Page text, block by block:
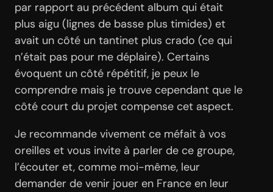
par rapport au précédent album qui était
plus aigu (lignes de basse plus timides) et
avait un côté un tantinet plus crado (ce qui
n’était pas pour me déplaire). Certains
évoquent un côté répétitif, je peux le
comprendre mais je trouve cependant que le
côté court du projet compense cet aspect.
Je recommande vivement ce méfait à vos
oreilles et vous invite à parler de ce groupe,
l’écouter et, comme moi-même, leur
demander de venir jouer en France en leur